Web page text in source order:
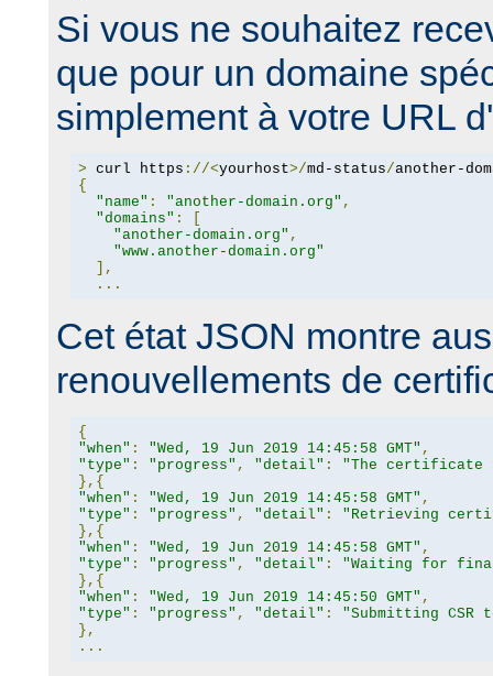
Si vous ne souhaitez
que pour un domaine
simplement à votre URL
> curl https ://<yourhost>/md-status/another-
{
"name" : "another-domain.org" ,
"domains" :
"another-domain.org" ,
"www.another-domain.org"
],
...
Cet état JSON montre
renouvellements de
{
"when" : "Wed, 19 Jun 2019 14:45:58 GMT" ,
"type" : "progress" , "detail" :
"The certificate
},{
"when" : "Wed, 19 Jun 2019 14:45:58 GMT" ,
"type" : "progress" , "detail" :
"Retrieving
},{
"when" : "Wed, 19 Jun 2019 14:45:58 GMT" ,
"type" : "progress" , "detail" :
"Waiting for
},{
"when" : "Wed, 19 Jun 2019 14:45:50 GMT" ,
"type" : "progress" , "detail" :
"Submitting CSR
},
...